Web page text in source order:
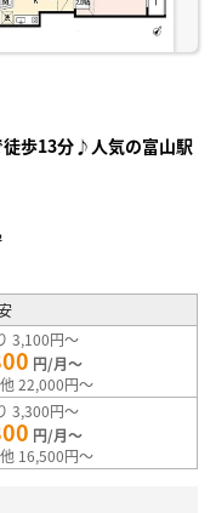
徒歩13分♪人気の富山駅
3,100円～
円/月～
22,000円～
3,300円～
円/月～
16,500円～